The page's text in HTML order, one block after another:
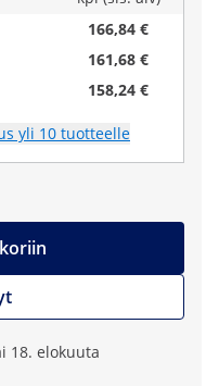
166,84 €
161,68 €
158,24 €
yli 10 tuotteelle
18. elokuuta